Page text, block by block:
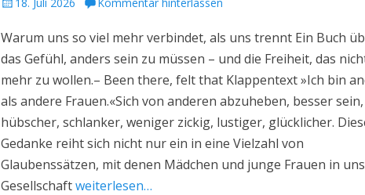
Warum uns so viel mehr verbindet, als uns trennt Ein Buch
das Gefühl, anders sein zu müssen – und die Freiheit, das
mehr zu wollen.– Been there, felt that Klappentext »Ich bin
als andere Frauen.«Sich von anderen abzuheben, besser sein,
hübscher, schlanker, weniger zickig, lustiger, glücklicher.
Gedanke reiht sich nicht nur ein in eine Vielzahl von
Glaubenssätzen, mit denen Mädchen und junge Frauen in
Gesellschaftweiterlesen…